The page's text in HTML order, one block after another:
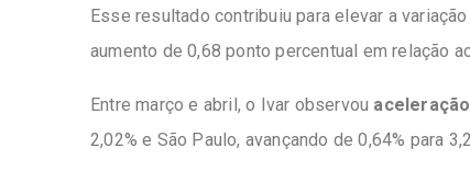
Esse resultado contribuiu para elevar a
aumento de 0,68 ponto percentual em relação
Entre março e abril, o Ivar observou
2,02% e São Paulo, avançando de 0,64% para